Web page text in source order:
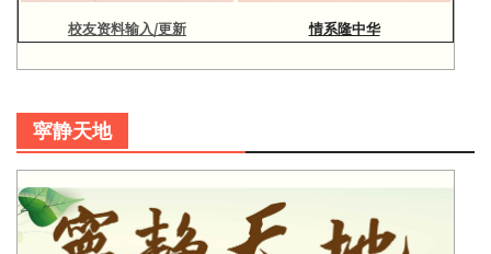
校友资料输入/更新 情系隆中华
寜静天地